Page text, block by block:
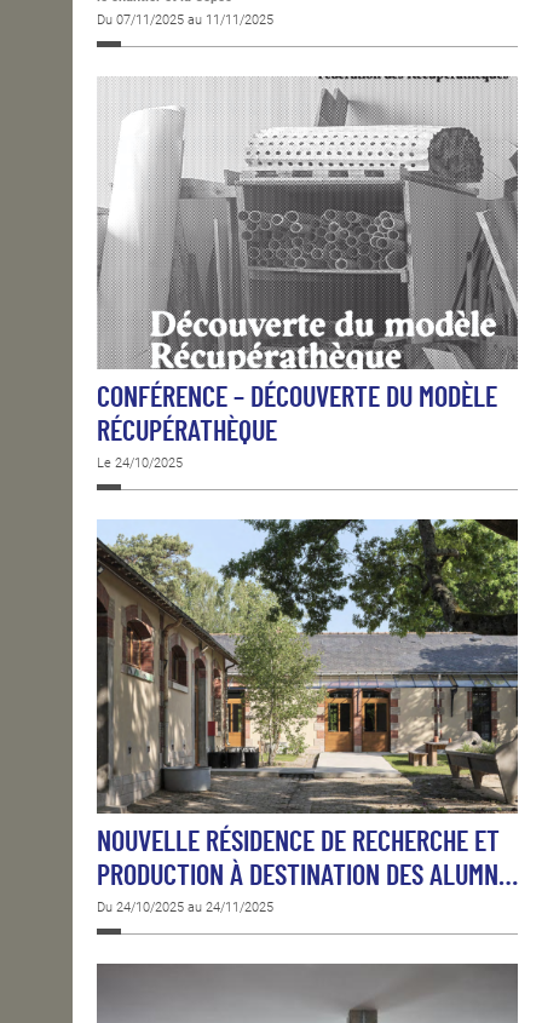
Du 07/11/2025 au 11/11/2025
CONFÉRENCE – DÉCOUVERTE DU MODÈLE
RÉCUPÉRATHÈQUE
Le 24/10/2025
NOUVELLE RÉSIDENCE DE RECHERCHE ET
PRODUCTION À DESTINATION DES ALUMN…
Du 24/10/2025 au 24/11/2025